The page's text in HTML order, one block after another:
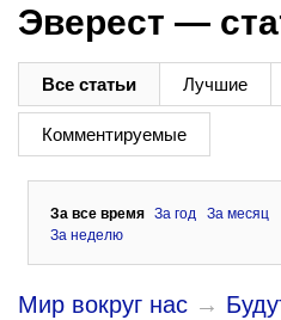
Эверест —
Все статьи Лучшие
Комментируемые
За все время За год
За месяц
За неделю
Мир вокруг нас →